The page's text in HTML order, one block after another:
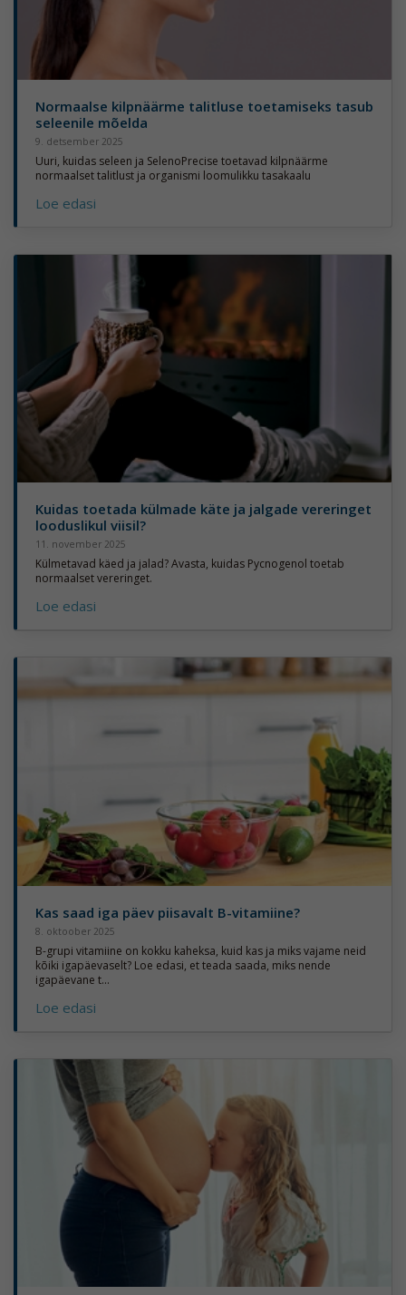
Normaalse kilpnäärme talitluse toetamiseks tasub
seleenile mõelda
9. detsember 2025
Uuri, kuidas seleen ja SelenoPrecise toetavad kilpnäärme
normaalset talitlust ja organismi loomulikku tasakaalu
Loe edasi
Kuidas toetada külmade käte ja jalgade vereringet
looduslikul viisil?
11. november 2025
Külmetavad käed ja jalad? Avasta, kuidas Pycnogenol toetab
normaalset vereringet.
Loe edasi
Kas saad iga päev piisavalt B-vitamiine?
8. oktoober 2025
B-grupi vitamiine on kokku kaheksa, kuid kas ja miks vajame neid
kõiki igapäevaselt? Loe edasi, et teada saada, miks nende
igapäevane t...
Loe edasi